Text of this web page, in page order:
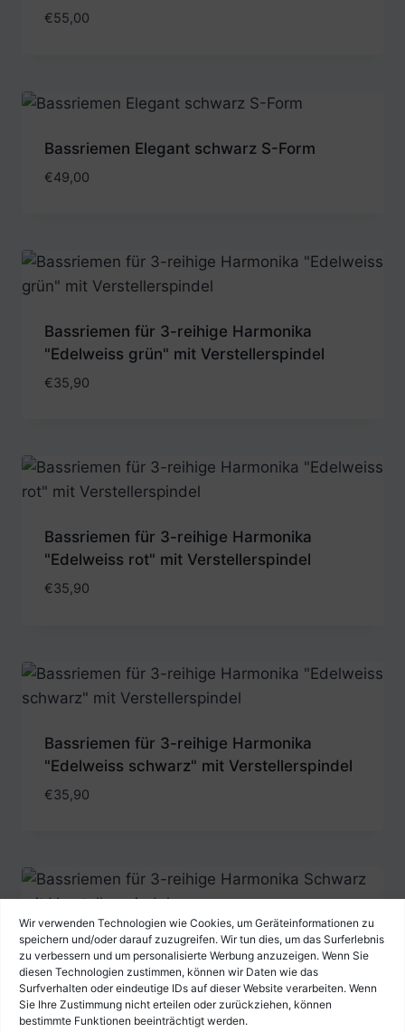
Wir verwenden Technologien wie Cookies, um Geräteinformationen zu
speichern und/oder darauf zuzugreifen. Wir tun dies, um das Surferlebnis
zu verbessern und um personalisierte Werbung anzuzeigen. Wenn Sie
diesen Technologien zustimmen, können wir Daten wie das
Surfverhalten oder eindeutige IDs auf dieser Website verarbeiten. Wenn
Sie Ihre Zustimmung nicht erteilen oder zurückziehen, können
bestimmte Funktionen beeinträchtigt werden.
€55,00
Bassriemen Elegant schwarz S-Form
€49,00
Bassriemen für 3-reihige Harmonika
"Edelweiss grün" mit Verstellerspindel
€35,90
Bassriemen für 3-reihige Harmonika
"Edelweiss rot" mit Verstellerspindel
€35,90
Bassriemen für 3-reihige Harmonika
"Edelweiss schwarz" mit Verstellerspindel
€35,90
Bassriemen für 3-reihige Harmonika
Schwarz mit Verstellerspindel
€35,90